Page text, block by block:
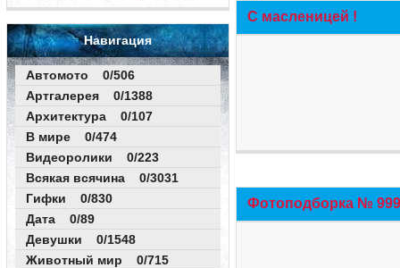
Навигация
Автомото 0/506
Артгалерея 0/1388
Архитектура 0/107
В мире 0/474
Видеоролики 0/223
Всякая всячина 0/3031
Гифки 0/830
Дата 0/89
Девушки 0/1548
Животный мир 0/715
С масленицей !
Фотоподборка №